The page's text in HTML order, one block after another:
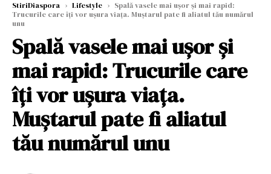
StiriDiaspora › Lifestyle › Spală vasele mai ușor și mai rapid:
Trucurile care îți vor ușura viața. Muștarul pate fi aliatul tău numărul
unu
Spală vasele mai ușor și
mai rapid: Trucurile care
îți vor ușura viața.
Muștarul pate fi aliatul
tău numărul unu